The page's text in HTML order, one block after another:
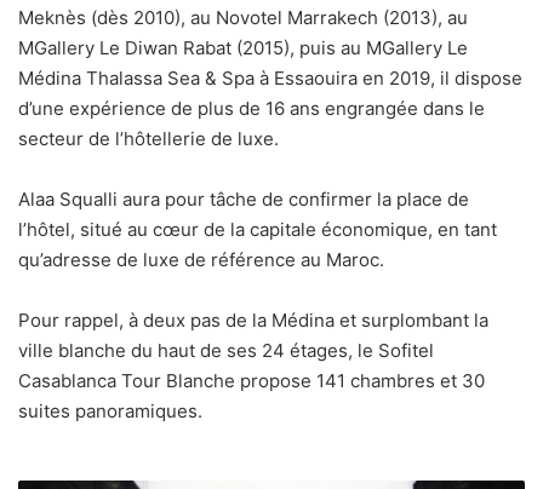
Meknès (dès 2010), au Novotel Marrakech (2013), au
MGallery Le Diwan Rabat (2015), puis au MGallery Le
Médina Thalassa Sea & Spa à Essaouira en 2019, il dispose
d’une expérience de plus de 16 ans engrangée dans le
secteur de l’hôtellerie de luxe.
Alaa Squalli aura pour tâche de confirmer la place de
l’hôtel, situé au cœur de la capitale économique, en tant
qu’adresse de luxe de référence au Maroc.
Pour rappel, à deux pas de la Médina et surplombant la
ville blanche du haut de ses 24 étages, le Sofitel
Casablanca Tour Blanche propose 141 chambres et 30
suites panoramiques.